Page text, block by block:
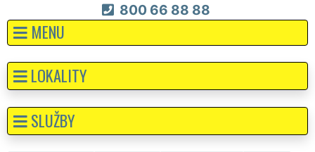
800 66 88 88
MENU
LOKALITY
SLUŽBY